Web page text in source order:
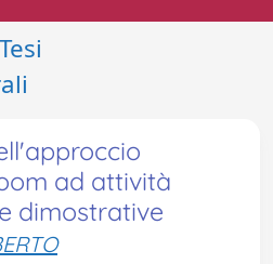
Tesi
ad attività
dimostrative